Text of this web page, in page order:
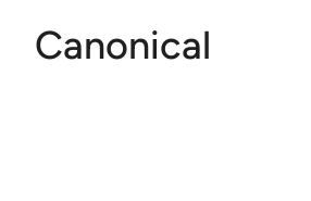
Canonical